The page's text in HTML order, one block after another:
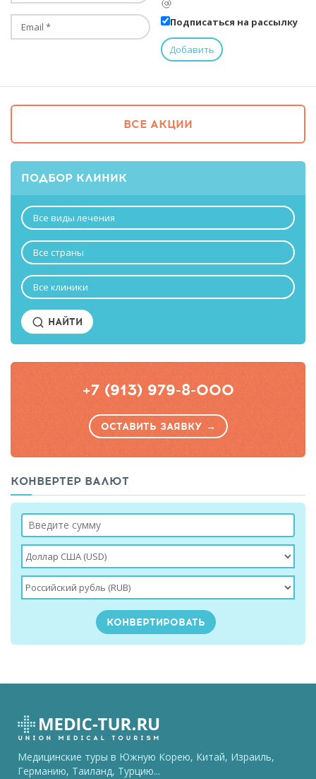
Подписаться на рассылку
ВСЕ АКЦИИ
ПОДБОР КЛИНИК
Все виды лечения
Все страны
Все клиники
НАЙТИ
+7 (913) 979-8-000
ОСТАВИТЬ ЗАЯВКУ →
КОНВЕРТЕР ВАЛЮТ
Медицинские туры в Южную Корею, Китай, Израиль,
Германию, Таиланд, Турцию...